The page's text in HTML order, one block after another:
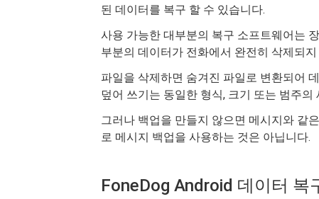
된 데이터를 복구 할 수 있습니다.
사용 가능한 대부분의 복구 소프트웨어는
부분의 데이터가 전화에서 완전히 삭제되
파일을 삭제하면 숨겨진 파일로 변환되어
덮어 쓰기는 동일한 형식, 크기 또는 범주
그러나 백업을 만들지 않으면 메시지와 같
로 메시지 백업을 사용하는 것은 아닙니다.
FoneDog Android 데이터 복